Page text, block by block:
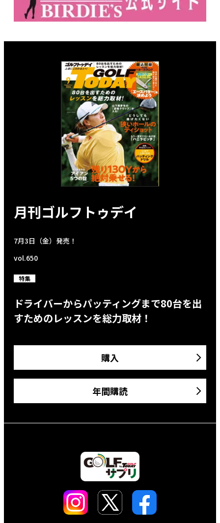
月刊ゴルフトゥデイ
7月3日（金）発売！
vol.650
特集
ドライバーからパッティングまで80台を出
すためのレッスンを総力取材！
購入
年間購読